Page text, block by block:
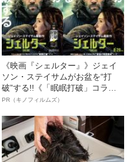
《映画『シェルター』》ジェイ
ソン・ステイサムがお盆を“打
破”する!!《「眠眠打破」コラ
ボ》
PR（キノフィルムズ）